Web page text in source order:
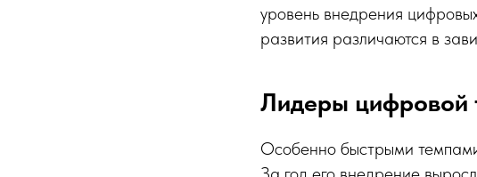
уровень внедрения
развития различаются в
Лидеры цифровой
Особенно быстрыми